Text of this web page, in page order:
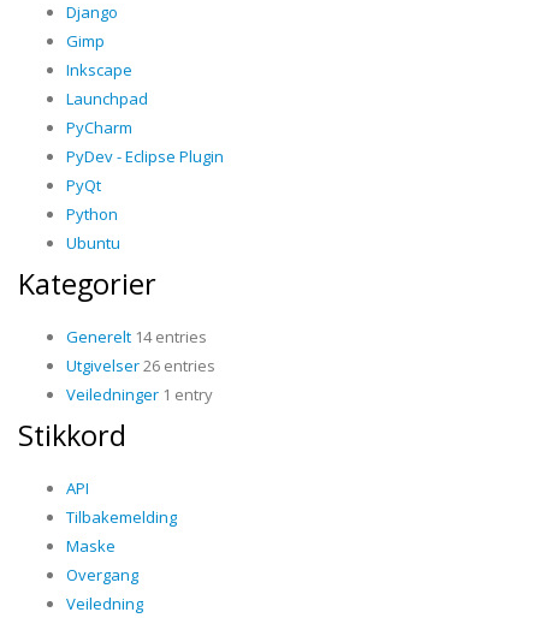
Django
Gimp
Inkscape
Launchpad
PyCharm
PyDev - Eclipse Plugin
PyQt
Python
Ubuntu
Kategorier
Generelt 14 entries
Utgivelser26 entries
Veiledninger 1 entry
Stikkord
API
Tilbakemelding
Maske
Overgang
Veiledning